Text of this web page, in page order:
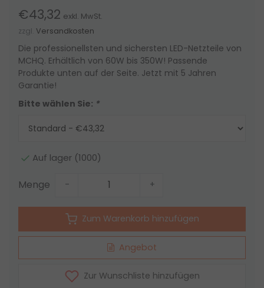
€43,32 exkl. MwSt.
zzgl. Versandkosten
Die professionellsten und sichersten LED-Netzteile von
MCHQ. Erhältlich von 60W bis 350W! Passende
Produkte unten auf der Seite. Jetzt mit 5 Jahren
Garantie!
Bitte wählen Sie: *
Auf lager (1000)
Menge - +
Zum Warenkorb hinzufügen
Angebot
Zur Wunschliste hinzufügen